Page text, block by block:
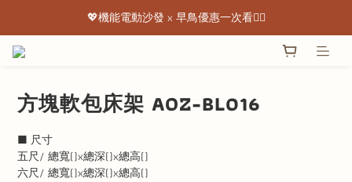
💖機能電動沙發 x 早鳥優惠一次看👇🏻
💖機能電動沙發 x 早鳥優惠一次看👇🏻
方塊軟包床架 AOZ-BL016
■ 尺寸
五尺/ 總寬()x總深()x總高()
六尺/ 總寬()x總深()x總高()